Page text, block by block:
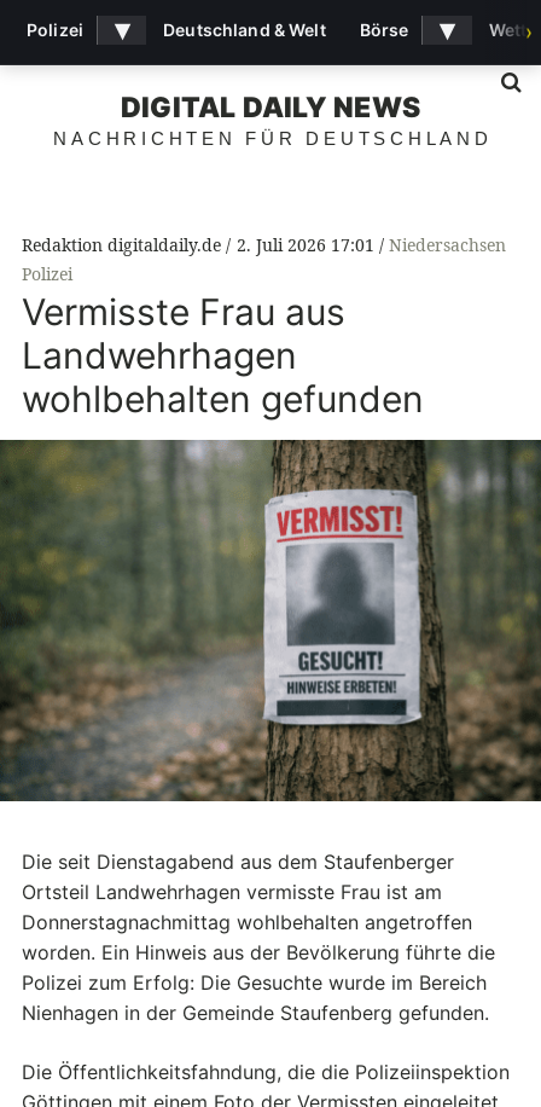
DIGITAL DAILY NEWS
NACHRICHTEN FÜR DEUTSCHLAND
Redaktion digitaldaily.de 2. Juli 2026 17:01
Niedersachsen
Polizei
Vermisste Frau aus
Landwehrhagen
wohlbehalten gefunden
Die seit Dienstagabend aus dem Staufenberger
Ortsteil Landwehrhagen vermisste Frau ist am
Donnerstagnachmittag wohlbehalten angetroffen
worden. Ein Hinweis aus der Bevölkerung führte die
Polizei zum Erfolg: Die Gesuchte wurde im Bereich
Nienhagen in der Gemeinde Staufenberg gefunden.
Die Öffentlichkeitsfahndung, die die Polizeiinspektion
Göttingen mit einem Foto der Vermissten eingeleitet
Polizei ▾ Deutschland & Welt Börse ▾ ›